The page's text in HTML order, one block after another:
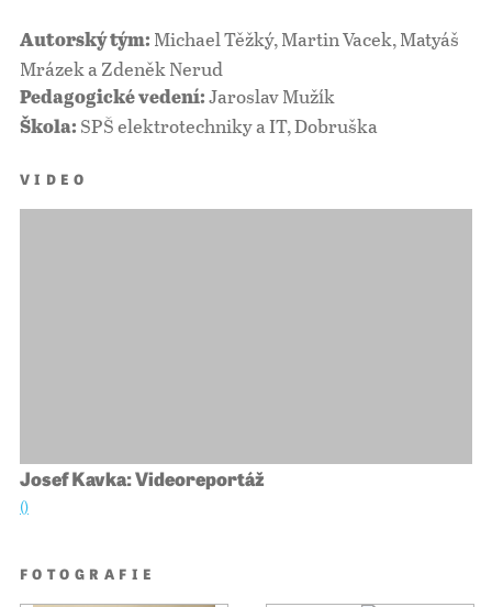
Autorský tým: Michael Těžký, Martin Vacek, Matyáš
Mrázek a Zdeněk Nerud
Pedagogické vedení: Jaroslav Mužík
Škola: SPŠ elektrotechniky a IT, Dobruška
VIDEO
Josef Kavka: Videoreportáž
()
FOTOGRAFIE